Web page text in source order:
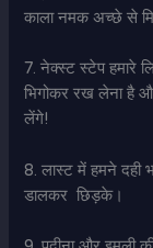
काला नमक अच्छे से
7. नेक्स्ट स्टेप हमारे
भिगोकर रख लेना है
लेंगे!
8. लास्ट में हमने दही
डालकर छिड़के।